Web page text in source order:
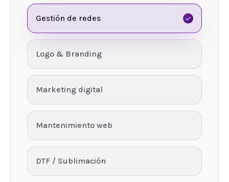
Gestión de redes
Logo & Branding
Marketing digital
Mantenimiento web
DTF / Sublimación